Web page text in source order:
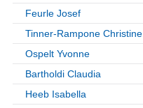
Feurle Josef
Tinner-Rampone Christine
Ospelt Yvonne
Bartholdi Claudia
Heeb Isabella